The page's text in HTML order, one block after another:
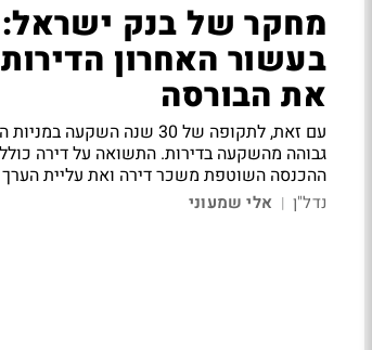
מחקר של בנק ישראל:
בעשור האחרון
את הבורסה
עם זאת, לתקופה של 30 שנה השקעה
גבוהה מהשקעה בדירות. התשואה על דירה
ההכנסה השוטפת משכר דירה ואת עליית הערך
נדל"ן | אלי שמעוני